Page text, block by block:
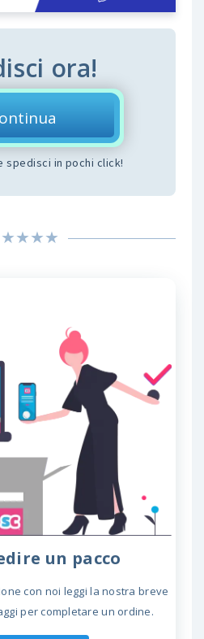
ora!
spedisci in pochi click!
un pacco
con noi leggi la nostra breve
per completare un ordine.